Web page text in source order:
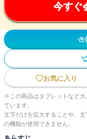
今すぐ
お気に入り
※この商品はタブレットなど大
ています。
文字だけを拡大することや、
の機能が使用できません。